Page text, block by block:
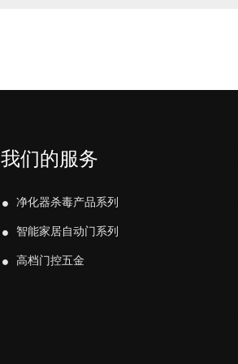
我们的服务
净化器杀毒产品系列
智能家居自动门系列
高档门控五金